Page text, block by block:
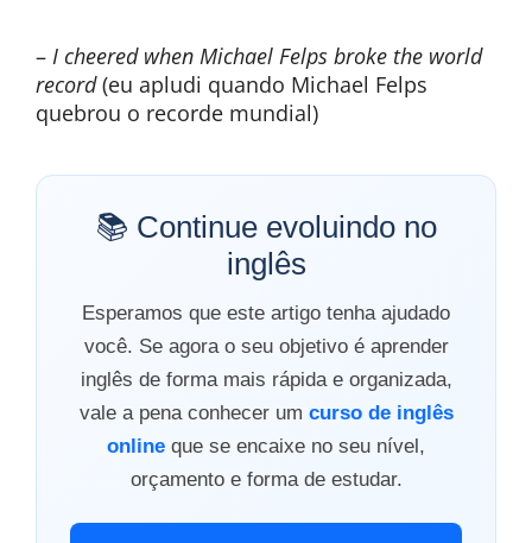
– I cheered when Michael Felps broke the world
record(eu apludi quando Michael Felps
quebrou o recorde mundial)
📚 Continue evoluindo no
inglês
Esperamos que este artigo tenha ajudado
você. Se agora o seu objetivo é aprender
inglês de forma mais rápida e organizada,
vale a pena conhecer um curso de inglês
online que se encaixe no seu nível,
orçamento e forma de estudar.